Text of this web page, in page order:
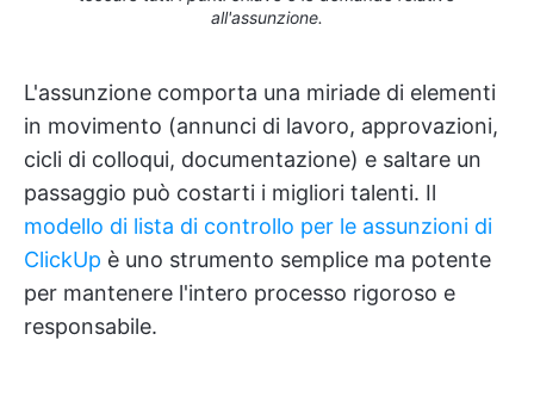
all'assunzione.
L'assunzione comporta una miriade di elementi
in movimento (annunci di lavoro, approvazioni,
cicli di colloqui, documentazione) e saltare un
passaggio può costarti i migliori talenti. Il
modello di lista di controllo per le assunzioni di
ClickUp è uno strumento semplice ma potente
per mantenere l'intero processo rigoroso e
responsabile.